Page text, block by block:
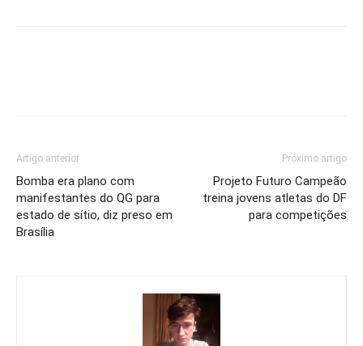
Artigo anterior
Bomba era plano com
manifestantes do QG para
estado de sítio, diz preso em
Brasília
Próximo artigo
Projeto Futuro Campeão
treina jovens atletas do DF
para competições